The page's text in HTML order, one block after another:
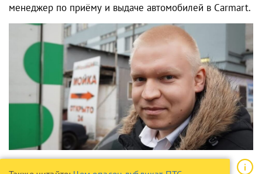
менеджер по приёму и выдаче автомобилей в Carmart.